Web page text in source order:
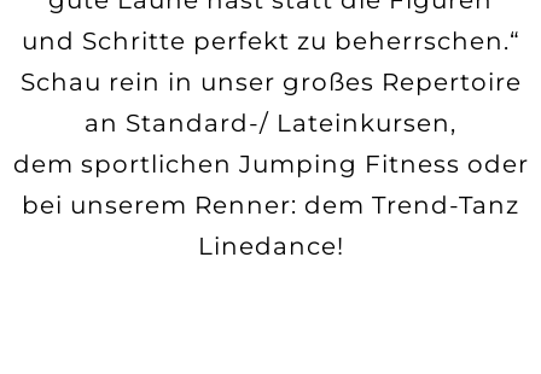
und Schritte perfekt zu beherrschen.“
Schau rein in unser großes Repertoire
an Standard-/ Lateinkursen,
dem sportlichen Jumping Fitness oder
bei unserem Renner: dem Trend-Tanz
Linedance!